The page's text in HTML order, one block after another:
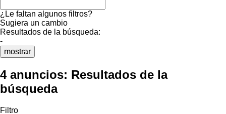
¿Le faltan algunos filtros?
Sugiera un cambio
Resultados de la búsqueda:
-
mostrar
4 anuncios: Resultados de la
búsqueda
Filtro